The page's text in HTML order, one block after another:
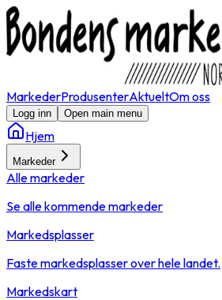
MarkederProdusenterAktueltOm oss
Logg inn Open main menu
Hjem
Markeder
Alle markeder
Se alle kommende markeder
Markedsplasser
Faste markedsplasser over hele landet.
Markedskart